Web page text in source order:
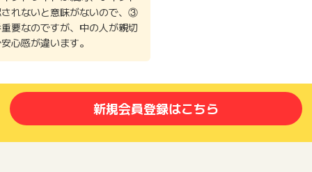
れないと意味がないので、③
要なのですが、中の人が親切
心感が違います。
新規会員登録はこちら